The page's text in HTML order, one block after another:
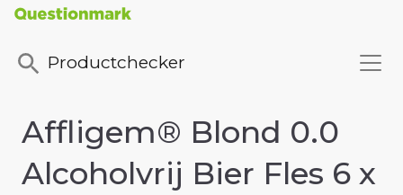
Productchecker
Affligem® Blond 0.0
Alcoholvrij Bier Fles 6 x